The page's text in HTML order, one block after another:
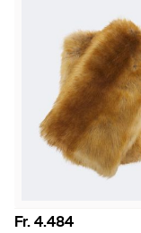
Fr. 4.484